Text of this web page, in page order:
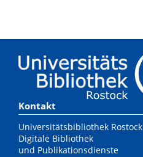
Kontakt
Universitätsbibliothek Rostock
Digitale Bibliothek
und Publikationsdienste